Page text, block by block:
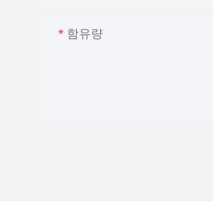
함유량